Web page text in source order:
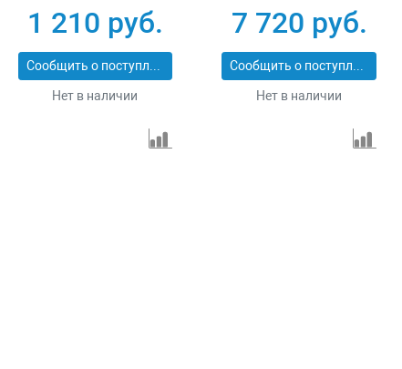
1 210 руб.
Сообщить о поступлении
Нет в наличии
7 720 руб.
Сообщить о поступлении
Нет в наличии